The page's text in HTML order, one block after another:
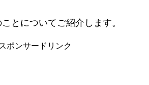
とについてご紹介します。
ポンサードリンク